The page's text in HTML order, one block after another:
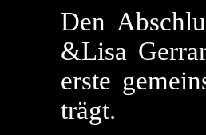
Den
&Lisa
erste
trägt.